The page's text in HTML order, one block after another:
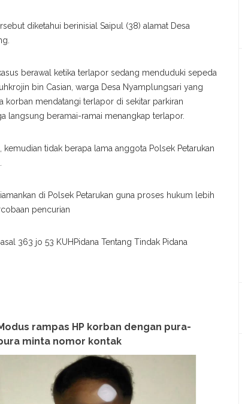
diketahui berinisial Saipul (38) alamat Desa
berawal ketika terlapor sedang menduduki sepeda
bin Casian, warga Desa Nyamplungsari yang
korban mendatangi terlapor di sekitar parkiran
langsung beramai-ramai menangkap terlapor.
tidak berapa lama anggota Polsek Petarukan
di Polsek Petarukan guna proses hukum lebih
pencurian
363 jo 53 KUHPidana Tentang Tindak Pidana
rampas HP korban dengan pura-
minta nomor kontak